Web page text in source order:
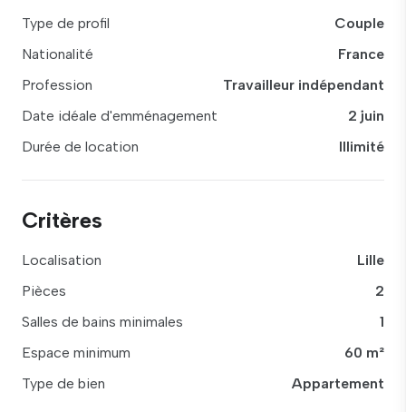
Type de profil
Couple
Nationalité
France
Profession
Travailleur indépendant
Date idéale d'emménagement
2 juin
Durée de location
Illimité
Critères
Localisation
Lille
Pièces
2
Salles de bains minimales
1
Espace minimum
60 m²
Type de bien
Appartement